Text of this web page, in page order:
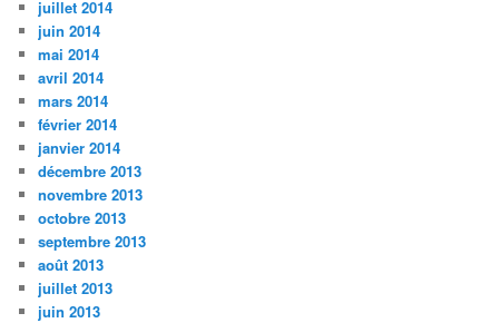
juillet 2014
juin 2014
mai 2014
avril 2014
mars 2014
février 2014
janvier 2014
décembre 2013
novembre 2013
octobre 2013
septembre 2013
août 2013
juillet 2013
juin 2013